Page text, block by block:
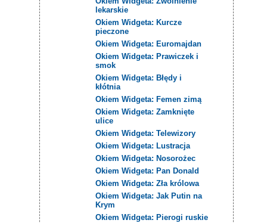
lekarskie
Okiem Widgeta: Kurcze
pieczone
Okiem Widgeta: Euromajdan
Okiem Widgeta: Prawiczek i
smok
Okiem Widgeta: Błędy i
kłótnia
Okiem Widgeta: Femen zimą
Okiem Widgeta: Zamknięte
ulice
Okiem Widgeta: Telewizory
Okiem Widgeta: Lustracja
Okiem Widgeta: Nosorożec
Okiem Widgeta: Pan Donald
Okiem Widgeta: Zła królowa
Okiem Widgeta: Jak Putin na
Krym
Okiem Widgeta: Pierogi ruskie